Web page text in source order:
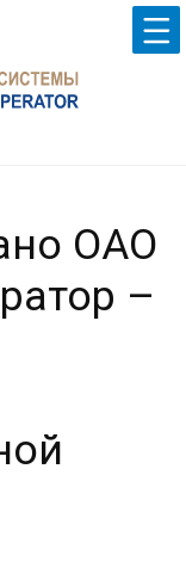
ОАО
–